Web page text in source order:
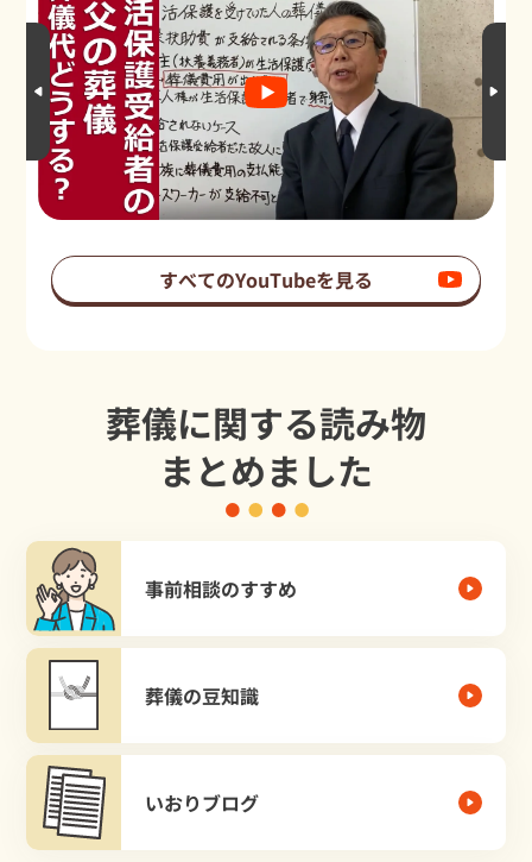
すべてのYouTubeを見る
葬儀に関する読み物
まとめました
事前相談のすすめ
葬儀の豆知識
いおりブログ